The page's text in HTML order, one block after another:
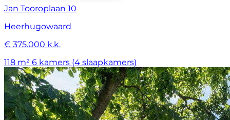
Jan Tooroplaan 10
Heerhugowaard
€ 375.000 k.k.
118 m² 6 kamers (4 slaapkamers)